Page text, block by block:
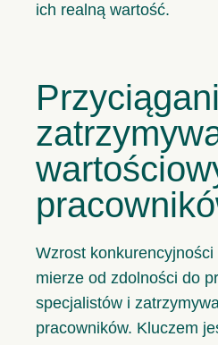
ich realną wartość.
Wzrost
mierze od zdolności do
specjalistów i
pracowników. Kluczem